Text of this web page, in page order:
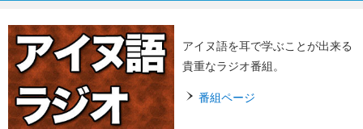
アイヌ語を耳で学ぶことが出来る
貴重なラジオ番組。
番組ページ